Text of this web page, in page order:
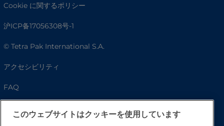
Cookie に関するポリシー
沪ICP备17056308号-1
© Tetra Pak International S.A.
アクセシビリティ
FAQ
このウェブサイトはクッキーを使用しています